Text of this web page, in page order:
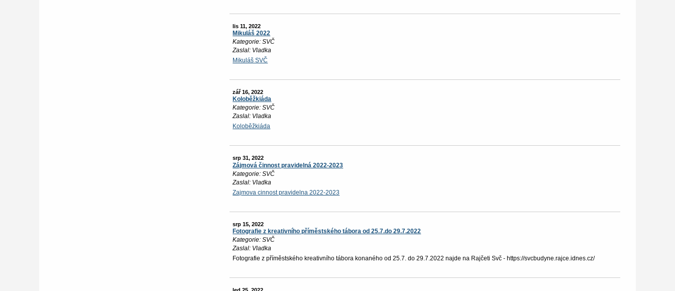
lis 11, 2022
Mikuláš 2022
Kategorie: SVČ
Zaslal: Vladka
Mikuláš SVČ
zář 16, 2022
Koloběžkiáda
Kategorie: SVČ
Zaslal: Vladka
Koloběžkiáda
srp 31, 2022
Zájmová činnost pravidelná 2022-2023
Kategorie: SVČ
Zaslal: Vladka
Zajmova cinnost pravidelna 2022-2023
srp 15, 2022
Fotografie z kreativního příměstského tábora od 25.7.do 29.7.2022
Kategorie: SVČ
Zaslal: Vladka
Fotografie z příměstského kreativního tábora konaného od 25.7. do 29.7.2022 najde na Rajčeti Svč - https://svcbudyne.rajce.idnes.cz/